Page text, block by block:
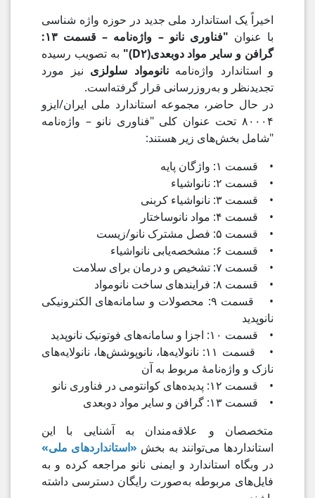
اخیراً یک استاندارد ملی جدید در حوزه واژه‌ شناسی
با عنوان
"فناوری نانو – واژه‌نامه – قسمت ۱۳:
گرافن و سایر مواد دوبعدی(D۲)"
به تصویب رسیده
و استاندارد واژه‌نامه نانومواد سلولزی نیز مورد
تجدیدنظر و به‌روزرسانی قرار گرفته‌است.
در حال حاضر، مجموعه استاندارد ملی ایران/ایزو
۸۰۰۰۴ تحت عنوان کلی "فناوری نانو – واژه‌نامه
"شامل بخش‌های زیر هستند:
• قسمت ۱: واژگان پایه
• قسمت ۲: نانواشیاء
• قسمت ۳: نانواشیاء کربنی
• قسمت ۴: مواد نانوساختار
• قسمت ۵: فصل مشترک نانو/زیست
• قسمت ۶: مشخصه‌یابی نانواشیاء
• قسمت ۷: تشخیص و درمان برای سلامت
• قسمت ۸: فرایندهای ساخت نانومواد
• قسمت ۹: محصولات و سامانه‌های الکترونیکی
نانوپدید
• قسمت ۱۰: اجزا و سامانه‌های فوتونیک نانوپدید
• قسمت ۱۱: نانولایه‌ها، نانوپوشش‌ها، نانولایه‌های
نازک و واژه‌نامهٔ مربوط به آن
• قسمت ۱۲: پدیده‌های کوانتومی در فناوری نانو
• قسمت ۱۳: گرافن و سایر مواد دوبعدی
متخصصان و علاقه‌مندان به آشنایی با این
استانداردها می‌توانند به بخش «استانداردهای ملی»
در وبگاه استاندارد و ایمنی نانو مراجعه کرده و به
فایل‌های مربوطه به‌صورت رایگان دسترسی داشته